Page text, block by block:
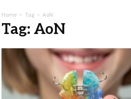
Home Tag AoN
Tag: AoN